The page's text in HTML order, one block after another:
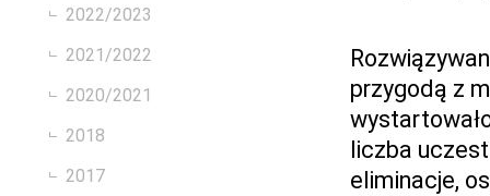
2022/2023
2021/2022
2020/2021
2018
2017
przygodą z
liczba
eliminacje,